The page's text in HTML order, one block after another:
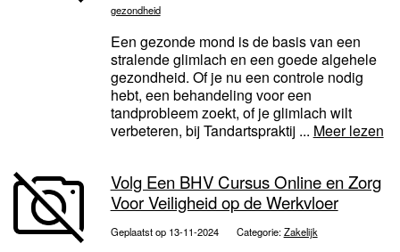
gezondheid
Een gezonde mond is de basis van een
stralende glimlach en een goede algehele
gezondheid. Of je nu een controle nodig
hebt, een behandeling voor een
tandprobleem zoekt, of je glimlach wilt
verbeteren, bij Tandartspraktij ... Meer lezen
Volg Een BHV Cursus Online en Zorg
Voor Veiligheid op de Werkvloer
Geplaatst op 13-11-2024 Categorie:Zakelijk